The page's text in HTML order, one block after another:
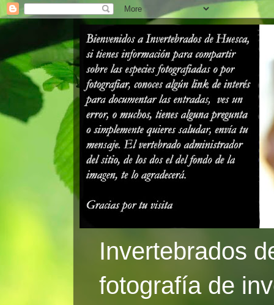
Invertebrados
fotografía de